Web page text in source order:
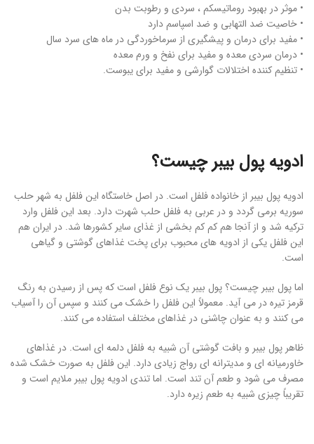
• موثر در بهبود روماتیسکم ، سردی و رطوبت بدن
• خاصیت ضد التهابی و ضد اسپاسم دارد
• مفید برای درمان و پیشگیری از سرماخوردگی در ماه های سرد سال
• درمان سردی معده و مفید برای نفخ و ورم معده
• تنظیم کننده اختلالات گوارشی و مفید برای یبوست.
ادویه پول بیبر چیست؟
ادویه پول بیبر از خانواده فلفل است. در اصل خاستگاه این فلفل به شهر حلب
سوریه برمی گردد و در عربی به فلفل حلب شهرت دارد. بعد این فلفل وارد
ترکیه شد و از آنجا هم کم کم بخشی از غذای سایر کشورها شد. در ایران هم
این فلفل یکی از ادویه های محبوب برای پخت غذاهای گوشتی و گیاهی
است.
اما پول بیبر چیست؟ پول بیبر یک نوع فلفل است که پس از رسیدن به رنگ
قرمز تیره در می آید. معمولاً این فلفل را خشک می کنند و سپس آن را آسیاب
می کنند و به عنوان چاشنی در غذاهای مختلف استفاده می کنند.
ظاهر پول بیبر و بافت گوشتی آن شبیه به فلفل دلمه ای است. در غذاهای
خاورمیانه ای و مدیترانه ای رواج زیادی دارد. این فلفل به صورت خشک شده
مصرف می شود و طعم آن تند است. اما تندی ادویه پول بیبر ملایم است و
تقریباً چیزی شبیه به طعم زیره دارد.